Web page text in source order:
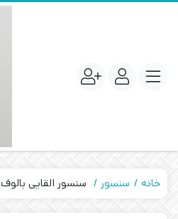
خانه سنسور سنسور القایی بالوف BES516-360-S4-C